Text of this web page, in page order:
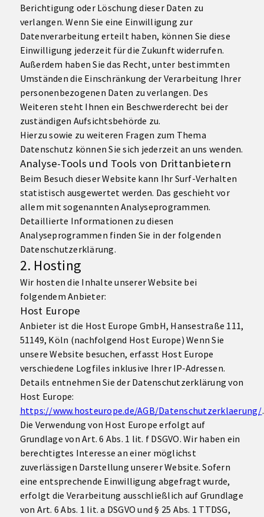
Berichtigung oder Löschung dieser Daten zu
verlangen. Wenn Sie eine Einwilligung zur
Datenverarbeitung erteilt haben, können Sie diese
Einwilligung jederzeit für die Zukunft widerrufen.
Außerdem haben Sie das Recht, unter bestimmten
Umständen die Einschränkung der Verarbeitung Ihrer
personenbezogenen Daten zu verlangen. Des
Weiteren steht Ihnen ein Beschwerderecht bei der
zuständigen Aufsichtsbehörde zu.
Hierzu sowie zu weiteren Fragen zum Thema
Datenschutz können Sie sich jederzeit an uns wenden.
Analyse-Tools und Tools von Dritt­anbietern
Beim Besuch dieser Website kann Ihr Surf-Verhalten
statistisch ausgewertet werden. Das geschieht vor
allem mit sogenannten Analyseprogrammen.
Detaillierte Informationen zu diesen
Analyseprogrammen finden Sie in der folgenden
Datenschutzerklärung.
2. Hosting
Wir hosten die Inhalte unserer Website bei
folgendem Anbieter:
Host Europe
Anbieter ist die Host Europe GmbH, Hansestraße 111,
51149, Köln (nachfolgend Host Europe) Wenn Sie
unsere Website besuchen, erfasst Host Europe
verschiedene Logfiles inklusive Ihrer IP-Adressen.
Details entnehmen Sie der Datenschutzerklärung von
Host Europe:
https://www.hosteurope.de/AGB/Datenschutzerklaerung/.
Die Verwendung von Host Europe erfolgt auf
Grundlage von Art. 6 Abs. 1 lit. f DSGVO. Wir haben ein
berechtigtes Interesse an einer möglichst
zuverlässigen Darstellung unserer Website. Sofern
eine entsprechende Einwilligung abgefragt wurde,
erfolgt die Verarbeitung ausschließlich auf Grundlage
von Art. 6 Abs. 1 lit. a DSGVO und § 25 Abs. 1 TTDSG,